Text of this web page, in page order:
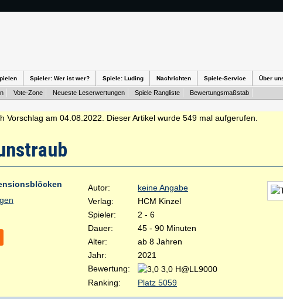
Spieler: Wer ist wer? Spiele: Luding Nachrichten Spiele-Service Über
Vote-Zone Neueste Leserwertungen Spiele Rangliste Bewertungsmaßstab
Vorschlag am 04.08.2022. Dieser Artikel wurde 549 mal aufgerufen.
Autor:
keine Angabe
Verlag:
HCM Kinzel
Spieler:
2 - 6
Dauer:
45 - 90 Minuten
Alter:
ab 8 Jahren
Jahr:
2021
Bewertung:
3,0 H@LL9000
Ranking:
Platz 5059